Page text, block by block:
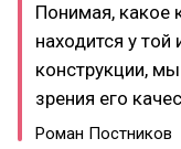
Понимая, какое
находится у
конструкции,
зрения его
Роман Постников